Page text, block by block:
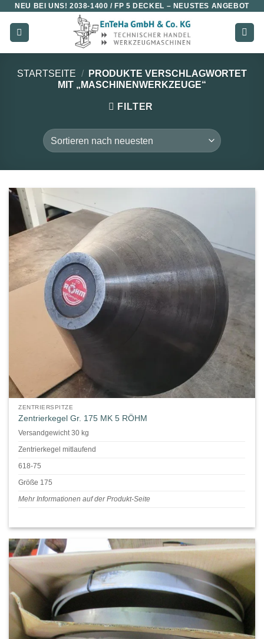
Zum
Inhalt
springen
NEU BEI UNS!2038-1400 / FP 5 DECKEL – NEUSTES ANGEBOT
STARTSEITE /
PRODUKTE VERSCHLAGWORTET
MIT „MASCHINENWERKZEUGE“
FILTER
ZENTRIERSPITZE
Zentrierkegel Gr. 175 MK 5 RÖHM
Versandgewicht 30 kg
Zentrierkegel mitlaufend
618-75
Größe 175
Mehr Informationen auf der Produkt-Seite